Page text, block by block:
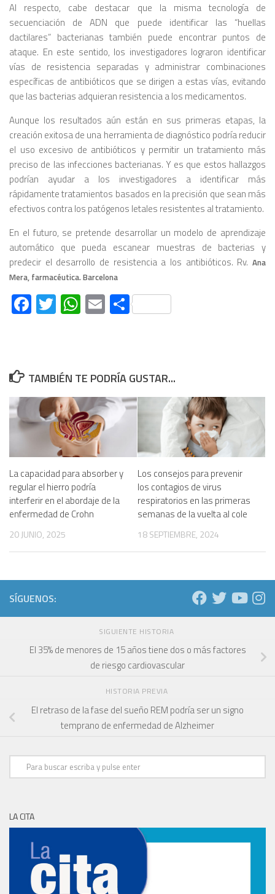
Al respecto, cabe destacar que la misma tecnología de
secuenciación de ADN que puede identificar las “huellas
dactilares” bacterianas también puede encontrar puntos de
ataque. En este sentido, los investigadores lograron identificar
vías de resistencia separadas y administrar combinaciones
específicas de antibióticos que se dirigen a estas vías, evitando
que las bacterias adquieran resistencia a los medicamentos.
Aunque los resultados aún están en sus primeras etapas, la
creación exitosa de una herramienta de diagnóstico podría reducir
el uso excesivo de antibióticos y permitir un tratamiento más
preciso de las infecciones bacterianas. Y es que estos hallazgos
podrían ayudar a los investigadores a identificar más
rápidamente tratamientos basados ​​en la precisión que sean más
efectivos contra los patógenos letales resistentes al tratamiento.
En el futuro, se pretende desarrollar un modelo de aprendizaje
automático que pueda escanear muestras de bacterias y
predecir el desarrollo de resistencia a los antibióticos. Rv. Ana
Mera, farmacéutica. Barcelona
Facebook
Twitter
WhatsApp
EmailCompartir
TAMBIÉN TE PODRÍA GUSTAR...
La capacidad para absorber y
regular el hierro podría
interferir en el abordaje de la
enfermedad de Crohn
20 JUNIO, 2025
Los consejos para prevenir
los contagios de virus
respiratorios en las primeras
semanas de la vuelta al cole
18 SEPTIEMBRE, 2024
SÍGUENOS:
SIGUIENTE HISTORIA
El 35% de menores de 15 años tiene dos o más factores
de riesgo cardiovascular
HISTORIA PREVIA
El retraso de la fase del sueño REM podría ser un signo
temprano de enfermedad de Alzheimer
LA CITA